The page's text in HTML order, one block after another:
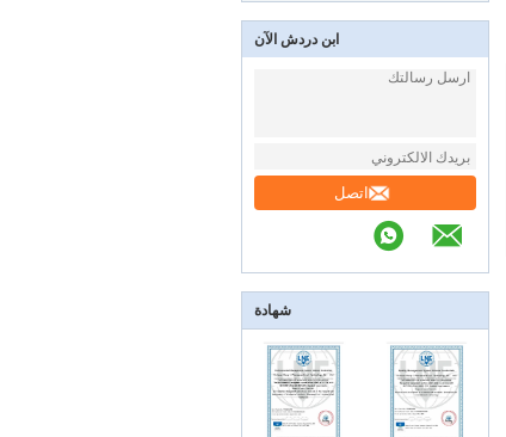
ابن دردش الآن
اتصل
شهادة